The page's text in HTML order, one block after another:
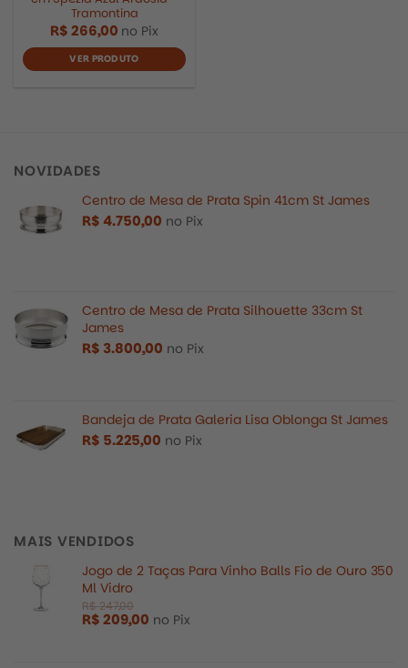
Tramontina
R$266,00 no Pix
VER PRODUTO
NOVIDADES
Centro de Mesa de Prata Spin 41cm St James
R$4.750,00 no Pix
Centro de Mesa de Prata Silhouette 33cm St
James
R$3.800,00 no Pix
Bandeja de Prata Galeria Lisa Oblonga St James
R$ 5.225,00 no Pix
MAIS VENDIDOS
Jogo de 2 Taças Para Vinho Balls Fio de Ouro 350
Ml Vidro
R$209,00 no Pix